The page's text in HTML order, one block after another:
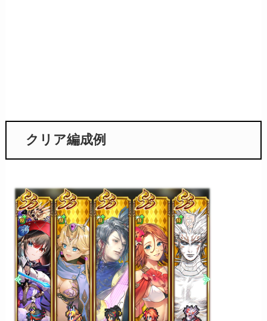
クリア編成例